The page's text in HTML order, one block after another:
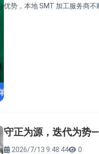
优势，本地 SMT 加工服务商不
守正为源，迭代为势
2026/7/13 9:48:44
0